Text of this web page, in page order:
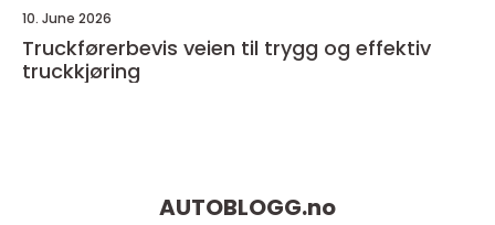
10. June 2026
Truckførerbevis veien til trygg og effektiv
truckkjøring
AUTOBLOGG.no